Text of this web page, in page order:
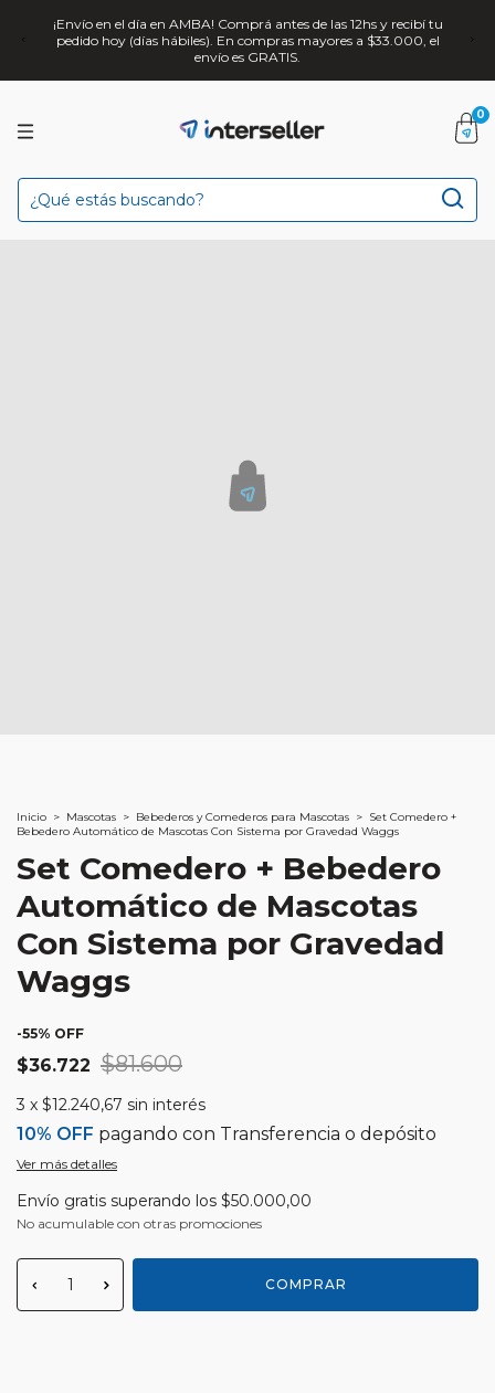
¡Envío en el día en AMBA! Comprá antes de las 12hs y recibí tu
pedido hoy (días hábiles). En compras mayores a $33.000, el
envío es GRATIS.
0
Inicio > Mascotas > Bebederos y Comederos para Mascotas > Set Comedero +
Bebedero Automático de Mascotas Con Sistema por Gravedad Waggs
Set Comedero + Bebedero
Automático de Mascotas
Con Sistema por Gravedad
Waggs
-55% OFF
$36.722 $81.600
3 x $12.240,67 sin interés
10% OFF pagando con Transferencia o depósito
Ver más detalles
Envío gratis superando los $50.000,00
No acumulable con otras promociones